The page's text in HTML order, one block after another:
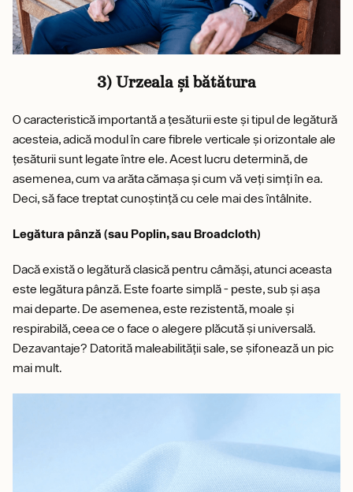
3) Urzeala și bătătura
O caracteristică importantă a țesăturii este și tipul de legătură
acesteia, adică modul în care fibrele verticale și orizontale ale
țesăturii sunt legate între ele. Acest lucru determină, de
asemenea, cum va arăta cămașa și cum vă veți simți în ea.
Deci, să face treptat cunoștință cu cele mai des întâlnite.
Legătura pânză (sau Poplin, sau Broadcloth)
Dacă există o legătură clasică pentru câmăși, atunci aceasta
este legătura pânză. Este foarte simplă - peste, sub și așa
mai departe. De asemenea, este rezistentă, moale și
respirabilă, ceea ce o face o alegere plăcută și universală.
Dezavantaje? Datorită maleabilității sale, se șifonează un pic
mai mult.